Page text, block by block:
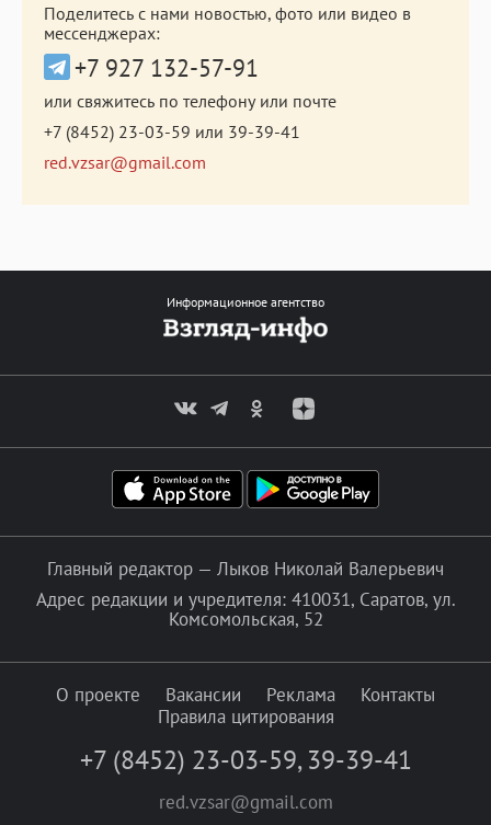
Поделитесь с нами новостью, фото или видео в
мессенджерах:
+7 927 132-57-91
или свяжитесь по телефону или почте
+7 (8452) 23-03-59 или 39-39-41
red.vzsar@gmail.com
Информационное агентство
Главный редактор — Лыков Николай Валерьевич
Адрес редакции и учредителя: 410031, Саратов, ул.
Комсомольская, 52
О проекте Вакансии Реклама
Контакты
Правила цитирования
+7 (8452) 23-03-59, 39-39-41
red.vzsar@gmail.com